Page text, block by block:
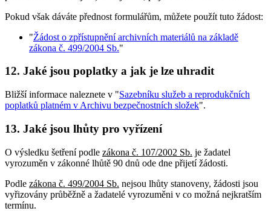
Pokud však dáváte přednost formulářům, můžete použít tuto žádost:
"Žádost o zpřístupnění archivních materiálů na základě
zákona č. 499/2004 Sb."
12. Jaké jsou poplatky a jak je lze uhradit
Bližší informace naleznete v "Sazebníku služeb a reprodukčních
poplatků platném v Archivu bezpečnostních složek".
13. Jaké jsou lhůty pro vyřízení
O výsledku šetření podle zákona č. 107/2002 Sb. je žadatel
vyrozuměn v zákonné lhůtě 90 dnů ode dne přijetí žádosti.
Podle zákona č. 499/2004 Sb. nejsou lhůty stanoveny, žádosti jsou
vyřizovány průběžně a žadatelé vyrozuměni v co možná nejkratším
termínu.